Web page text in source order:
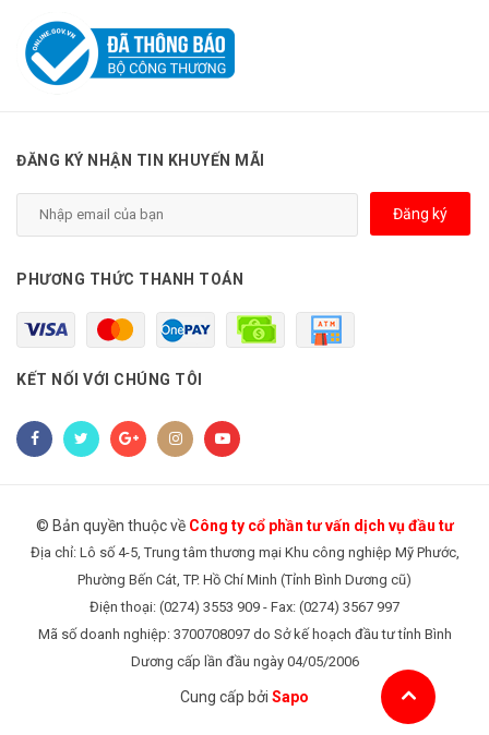
ĐĂNG KÝ NHẬN TIN KHUYẾN MÃI
Đăng ký
PHƯƠNG THỨC THANH TOÁN
KẾT NỐI VỚI CHÚNG TÔI
© Bản quyền thuộc về Công ty cổ phần tư vấn dịch vụ đầu tư
Địa chỉ: Lô số 4-5, Trung tâm thương mại Khu công nghiệp Mỹ Phước,
Phường Bến Cát, TP. Hồ Chí Minh (Tỉnh Bình Dương cũ)
Điện thoại: (0274) 3553 909 - Fax: (0274) 3567 997
Mã số doanh nghiệp: 3700708097 do Sở kế hoạch đầu tư tỉnh Bình
Dương cấp lần đầu ngày 04/05/2006
Cung cấp bởi Sapo